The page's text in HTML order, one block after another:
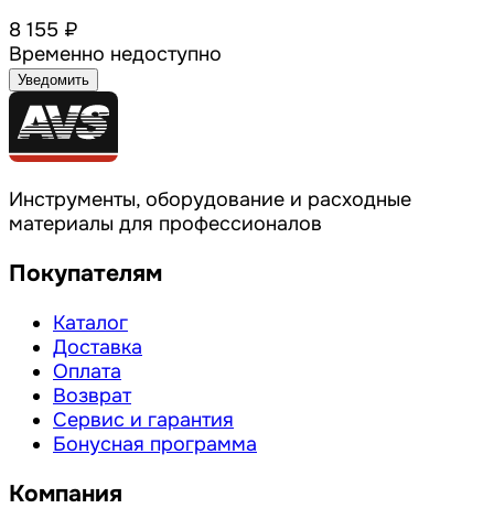
8 155 ₽
Временно недоступно
Уведомить
Инструменты, оборудование и расходные
материалы для профессионалов
Покупателям
Каталог
Доставка
Оплата
Возврат
Сервис и гарантия
Бонусная программа
Компания